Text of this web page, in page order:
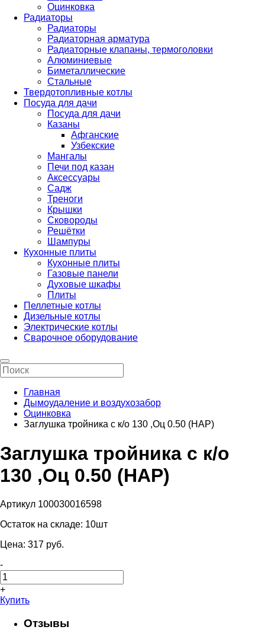
Оцинковка
Радиаторы
Радиаторы
Радиаторная арматура
Радиаторные клапаны, термоголовки
Алюминиевые
Биметаллические
Стальные
Твердотопливные котлы
Посуда для дачи
Посуда для дачи
Казаны
Афганские
Узбекские
Мангалы
Печи под казан
Аксессуары
Садж
Треноги
Крышки
Сковороды
Решётки
Шампуры
Кухонные плиты
Кухонные плиты
Газовые панели
Духовые шкафы
Плиты
Пеллетные котлы
Дизельные котлы
Электрические котлы
Сварочное оборудование
Главная
Дымоудаление и воздухозабор
Оцинковка
Заглушка тройника с к/о 130 ,Оц 0.50 (НАР)
Заглушка тройника с к/о
130 ,Оц 0.50 (НАР)
Артикул 100030016598
Остаток на складе: 10шт
Цена: 317 pуб.
-
+
Купить
Отзывы